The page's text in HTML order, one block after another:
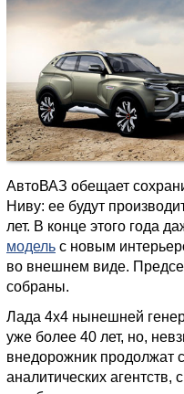
АвтоВАЗ обещает
Ниву: ее будут
лет. В конце этого года
модель с новым
во внешнем виде.
собраны.
Лада 4х4 нынешней
уже более 40 лет, но,
внедорожник продолжат
аналитических агентств,